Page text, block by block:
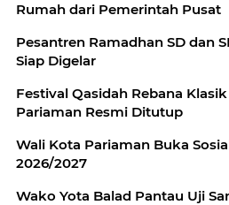
Rumah dari Pemerintah Pusat
Pesantren Ramadhan SD dan
Siap Digelar
Festival Qasidah Rebana
Pariaman Resmi Ditutup
Wali Kota Pariaman Buka
2026/2027
Wako Yota Balad Pantau Uji